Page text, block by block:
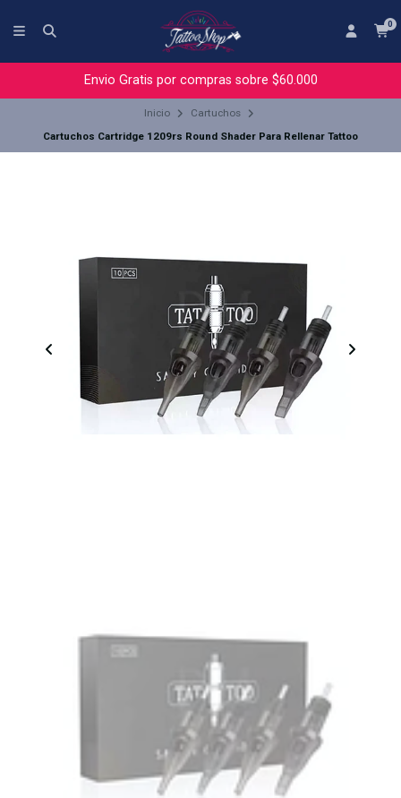
0
Envio Gratis por compras sobre $60.000
Inicio
Cartuchos
Cartuchos Cartridge 1209rs Round Shader Para Rellenar Tattoo